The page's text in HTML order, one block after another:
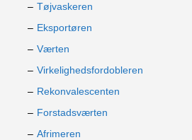
Tøjvaskeren
Eksportøren
Værten
Virkelighedsfordobleren
Rekonvalescenten
Forstadsværten
Afrimeren